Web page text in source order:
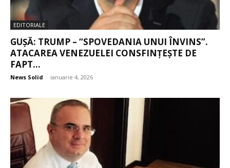
EDITORIALE
GUȘĂ: TRUMP – “SPOVEDANIA UNUI ÎNVINS”.
ATACAREA VENEZUELEI CONSFINȚEȘTE DE
FAPT...
News Solid - ianuarie 4, 2026